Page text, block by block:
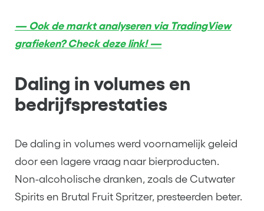
— Ook de markt analyseren via TradingView
grafieken? Check deze link! —
Daling in volumes en
bedrijfsprestaties
De daling in volumes werd voornamelijk geleid
door een lagere vraag naar bierproducten.
Non-alcoholische dranken, zoals de Cutwater
Spirits en Brutal Fruit Spritzer, presteerden beter.